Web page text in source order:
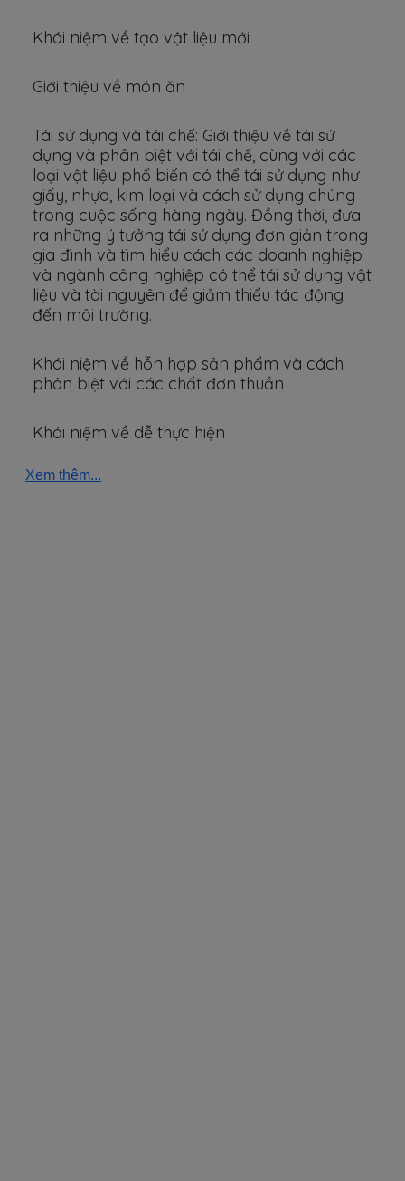
Khái niệm về tạo vật liệu mới
Giới thiệu về món ăn
Tái sử dụng và tái chế: Giới thiệu về tái sử
dụng và phân biệt với tái chế, cùng với các
loại vật liệu phổ biến có thể tái sử dụng như
giấy, nhựa, kim loại và cách sử dụng chúng
trong cuộc sống hàng ngày. Đồng thời, đưa
ra những ý tưởng tái sử dụng đơn giản trong
gia đình và tìm hiểu cách các doanh nghiệp
và ngành công nghiệp có thể tái sử dụng vật
liệu và tài nguyên để giảm thiểu tác động
đến môi trường.
Khái niệm về hỗn hợp sản phẩm và cách
phân biệt với các chất đơn thuần
Khái niệm về dễ thực hiện
Xem thêm...